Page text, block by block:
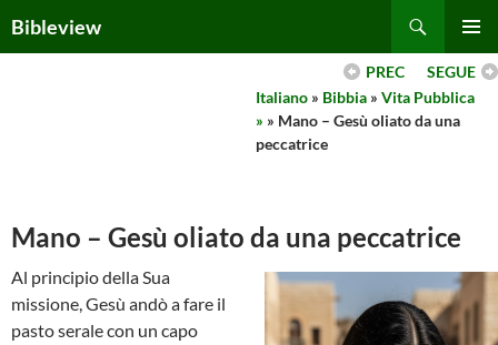
toBibleview
MENU
SEGUE
PREC
Italiano » Bibbia » Vita Pubblica
» » Mano – Gesù oliato da una
peccatrice
Mano – Gesù oliato da una peccatrice
Al principio della Sua
missione, Gesù andò a fare il
pasto serale con un capo